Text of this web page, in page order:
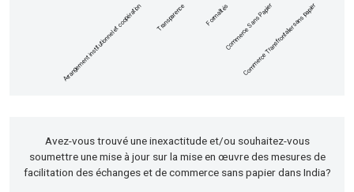
Arrangement institutionnel et coopération Transparence FormalitésCommerce Sans Papier
Commerce Transfrontalier sans papier
Avez-vous trouvé une inexactitude et/ou souhaitez-vous
soumettre une mise à jour sur la mise en œuvre des mesures de
facilitation des échanges et de commerce sans papier dans India?